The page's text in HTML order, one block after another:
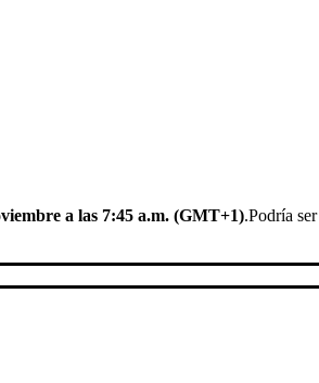
a las 7:45 a.m. (GMT+1).Podría ser